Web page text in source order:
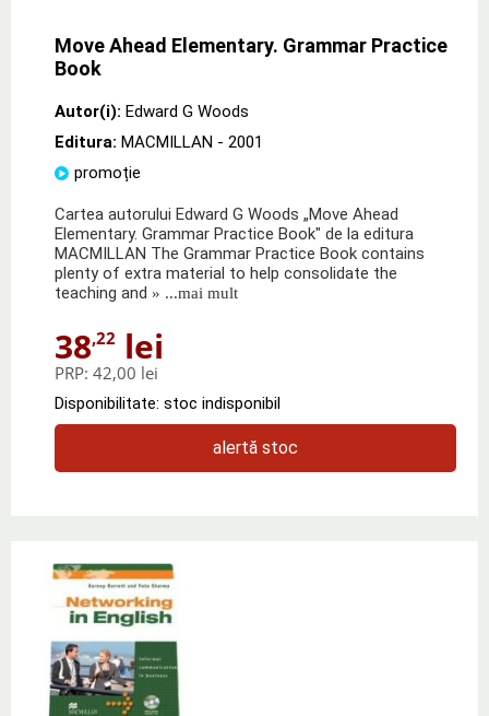
Move Ahead Elementary. Grammar Practice
Book
Autor(i): Edward G Woods
Editura: MACMILLAN - 2001
promoție
Cartea autorului Edward G Woods „Move Ahead
Elementary. Grammar Practice Book" de la editura
MACMILLAN The Grammar Practice Book contains
plenty of extra material to help consolidate the
teaching and » ...mai mult
38,22 lei
PRP: 42,00 lei
Disponibilitate: stoc indisponibil
alertă stoc